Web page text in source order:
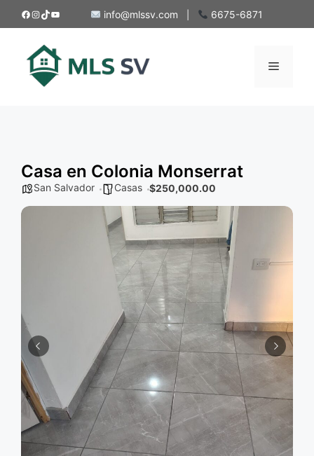
Saltar
al
contenido
Facebook
Instagram
TikTok
YouTube info@mlssv.com 6675-6871
Menú
Casa en Colonia Monserrat
San Salvador Casas $250,000.00